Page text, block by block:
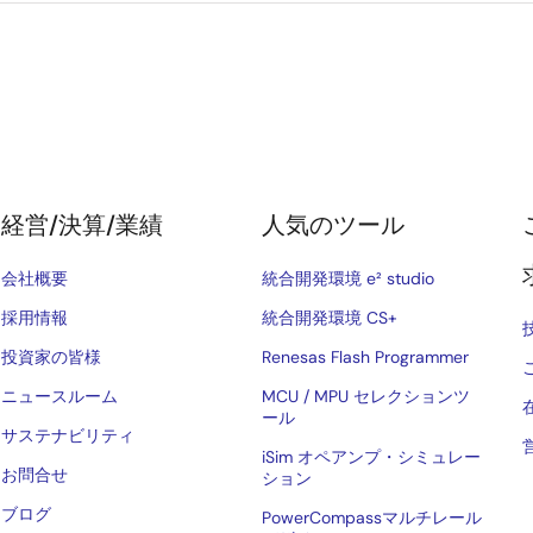
経営/決算/業績
会社概要
採用情報
投資家の皆様
ニュースルーム
サステナビリティ
お問合せ
ブログ
人気のツール
統合開発環境 e² studio
統合開発環境 CS+
Renesas Flash Programmer
MCU / MPU セレクションツ
ール
iSim オペアンプ・シミュレー
ション
PowerCompassマルチレール